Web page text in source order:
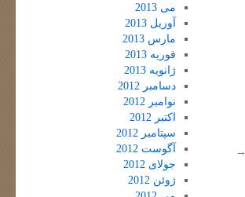
→
می 2013
آوریل 2013
مارس 2013
فوریه 2013
ژانویه 2013
دسامبر 2012
نوامبر 2012
اکتبر 2012
سپتامبر 2012
آگوست 2012
جولای 2012
ژوئن 2012